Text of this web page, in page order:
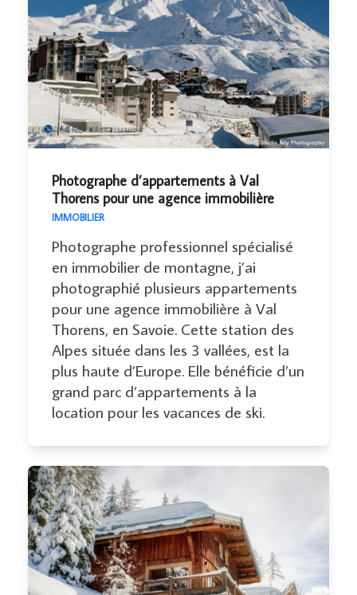
Photographe d’appartements à Val
Thorens pour une agence immobilière
IMMOBILIER
Photographe professionnel spécialisé
en immobilier de montagne, j’ai
photographié plusieurs appartements
pour une agence immobilière à Val
Thorens, en Savoie. Cette station des
Alpes située dans les 3 vallées, est la
plus haute d’Europe. Elle bénéficie d’un
grand parc d’appartements à la
location pour les vacances de ski.